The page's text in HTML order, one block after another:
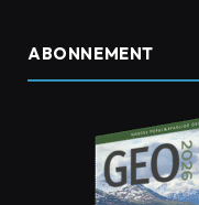
ABONNEMENT